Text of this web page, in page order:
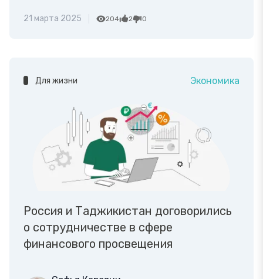
21 марта 2025 204 2 0
Для жизни Экономика
Россия и Таджикистан договорились
о сотрудничестве в сфере
финансового просвещения